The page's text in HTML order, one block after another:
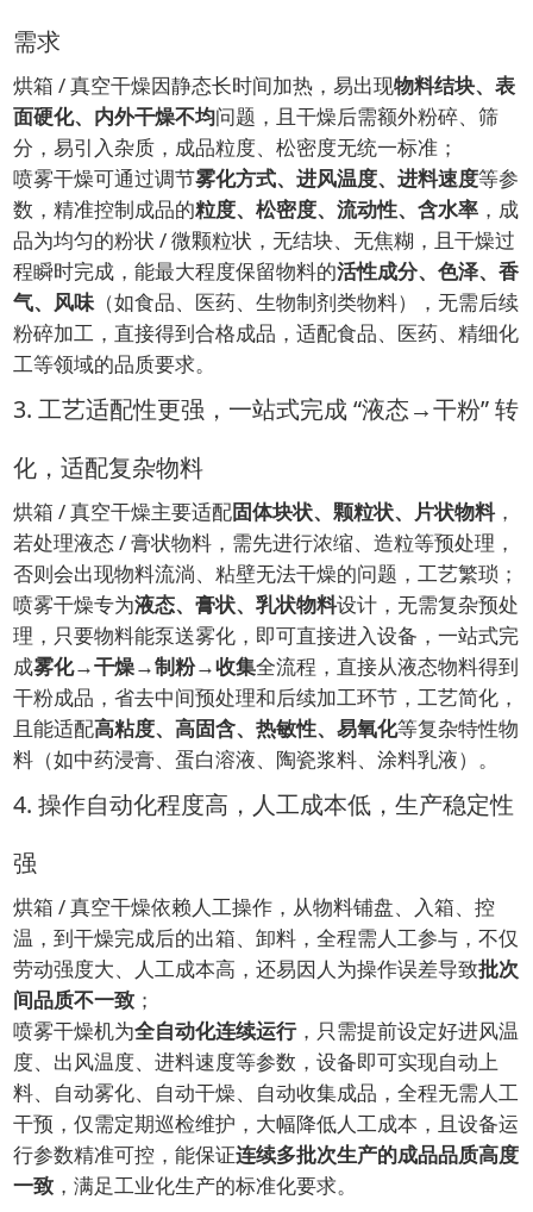
需求
烘箱 / 真空干燥因静态长时间加热，易出现物料结块、表
面硬化、内外干燥不均问题，且干燥后需额外粉碎、筛
分，易引入杂质，成品粒度、松密度无统一标准；
喷雾干燥可通过调节雾化方式、进风温度、进料速度等参
数，精准控制成品的粒度、松密度、流动性、含水率 ，成
品为均匀的粉状 / 微颗粒状，无结块、无焦糊，且干燥过
程瞬时完成，能最大程度保留物料的活性成分、色泽、香
气、风味（如食品、医药、生物制剂类物料），无需后续
粉碎加工，直接得到合格成品，适配食品、医药、精细化
工等领域的品质要求。
3. 工艺适配性更强，一站式完成 “液态→干粉” 转
化，适配复杂物料
烘箱 / 真空干燥主要适配固体块状、颗粒状、片状物料，
若处理液态 / 膏状物料，需先进行浓缩、造粒等预处理，
否则会出现物料流淌、粘壁无法干燥的问题，工艺繁琐；
喷雾干燥专为液态、膏状、乳状物料设计，无需复杂预处
理，只要物料能泵送雾化，即可直接进入设备，一站式完
成雾化→干燥→制粉→收集全流程，直接从液态物料得到
干粉成品，省去中间预处理和后续加工环节，工艺简化，
且能适配高粘度、高固含、热敏性、易氧化等复杂特性物
料（如中药浸膏、蛋白溶液、陶瓷浆料、涂料乳液）。
4. 操作自动化程度高，人工成本低，生产稳定性
强
烘箱 / 真空干燥依赖人工操作，从物料铺盘、入箱、控
温，到干燥完成后的出箱、卸料，全程需人工参与，不仅
劳动强度大、人工成本高，还易因人为操作误差导致批次
间品质不一致 ；
喷雾干燥机为全自动化连续运行，只需提前设定好进风温
度、出风温度、进料速度等参数，设备即可实现自动上
料、自动雾化、自动干燥、自动收集成品，全程无需人工
干预，仅需定期巡检维护，大幅降低人工成本，且设备运
行参数精准可控，能保证连续多批次生产的成品品质高度
一致 ，满足工业化生产的标准化要求。